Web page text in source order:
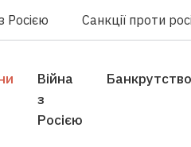
Росією Санкції проти
Війна
з
Росією
Банкрутство